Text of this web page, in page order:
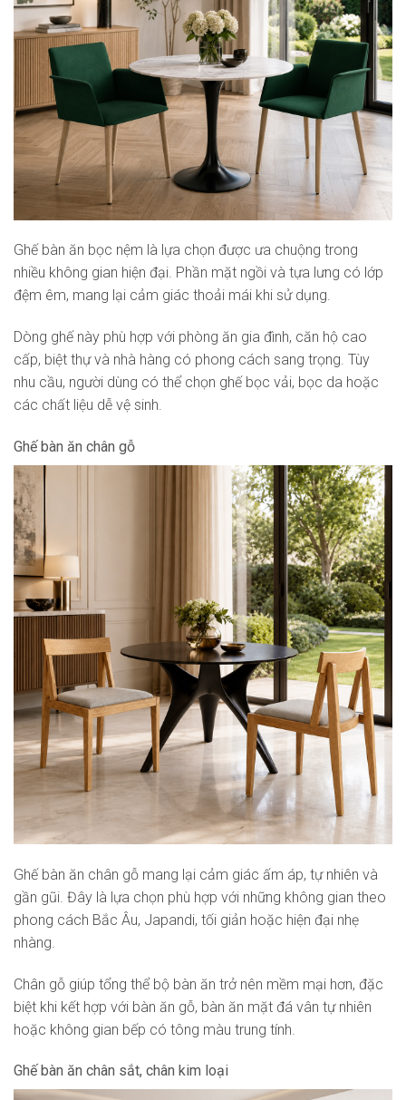
Ghế bàn ăn bọc nệm là lựa chọn được ưa chuộng trong
nhiều không gian hiện đại. Phần mặt ngồi và tựa lưng có lớp
đệm êm, mang lại cảm giác thoải mái khi sử dụng.
Dòng ghế này phù hợp với phòng ăn gia đình, căn hộ cao
cấp, biệt thự và nhà hàng có phong cách sang trọng. Tùy
nhu cầu, người dùng có thể chọn ghế bọc vải, bọc da hoặc
các chất liệu dễ vệ sinh.
Ghế bàn ăn chân gỗ
Ghế bàn ăn chân gỗ mang lại cảm giác ấm áp, tự nhiên và
gần gũi. Đây là lựa chọn phù hợp với những không gian theo
phong cách Bắc Âu, Japandi, tối giản hoặc hiện đại nhẹ
nhàng.
Chân gỗ giúp tổng thể bộ bàn ăn trở nên mềm mại hơn, đặc
biệt khi kết hợp với bàn ăn gỗ, bàn ăn mặt đá vân tự nhiên
hoặc không gian bếp có tông màu trung tính.
Ghế bàn ăn chân sắt, chân kim loại